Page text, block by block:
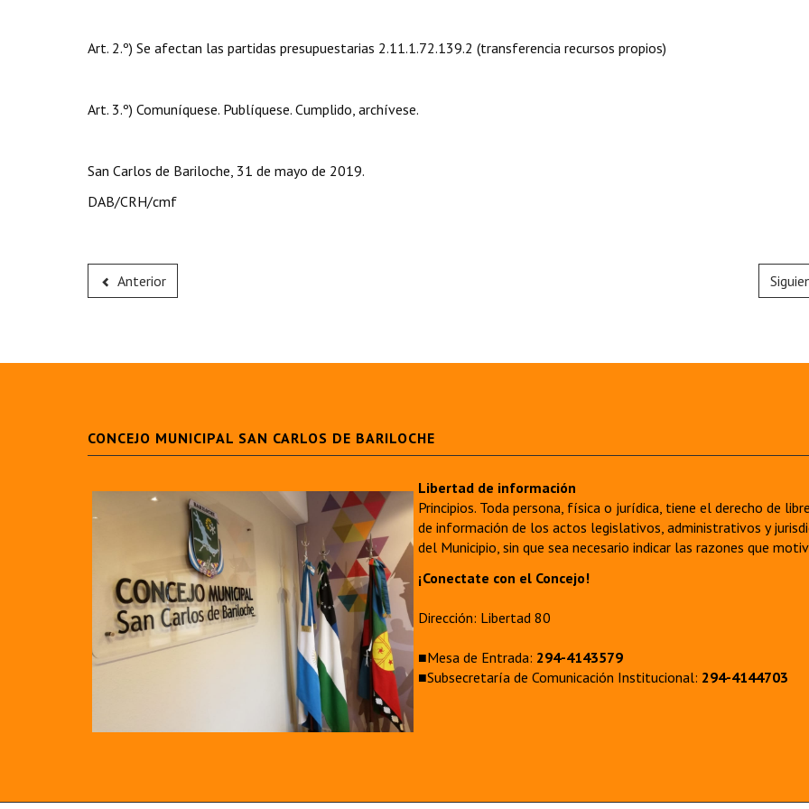
Art. 2.º) Se afectan las partidas presupuestarias 2.11.1.72.139.2 (transferencia recursos propios)
Art. 3.º) Comuníquese. Publíquese. Cumplido, archívese.
San Carlos de Bariloche, 31 de mayo de 2019.
DAB/CRH/cmf
Anterior
CONCEJO MUNICIPAL SAN CARLOS DE BARILOCHE
Libertad de información
Principios. Toda persona, física o jurídica, tiene el derecho de
de información de los actos legislativos, administrativos y
del Municipio, sin que sea necesario indicar las razones que
¡Conectate con el Concejo!
Dirección: Libertad 80
■Mesa de Entrada: 294-4143579
■Subsecretaría de Comunicación Institucional: 294-4144703